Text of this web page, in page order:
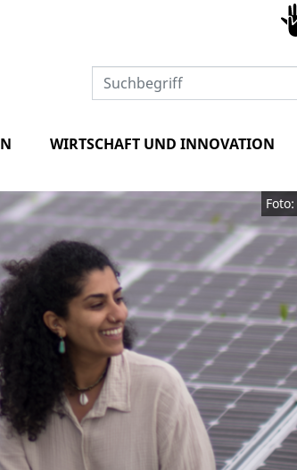
WIRTSCHAFT UND INNOVATION